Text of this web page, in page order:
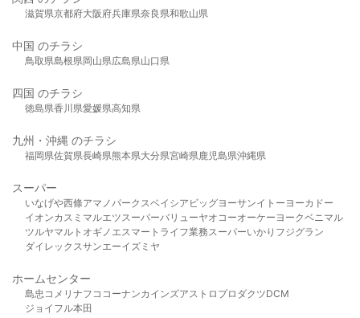
滋賀県京都府大阪府兵庫県奈良県和歌山県
中国 のチラシ
鳥取県島根県岡山県広島県山口県
四国 のチラシ
徳島県香川県愛媛県高知県
九州・沖縄 のチラシ
福岡県佐賀県長崎県熊本県大分県宮崎県鹿児島県沖縄県
スーパー
いなげや西條アマノパークスベイシア ビッグヨーサンイトーヨーカドー
イオンカスミ マルエツスーパーバリューヤオコーオーケー ヨークベニマル
ツルヤマルト オギノ エスマート ライフ業務スーパーいかり フジグラン
ダイレックスサンエーイズミヤ
ホームセンター
島忠 コメリ ナフコ コーナンカインズアストロプロダクツDCM
ジョイフル本田